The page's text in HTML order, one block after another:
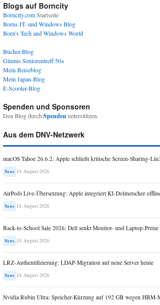
Blogs auf Borncity
Borncity.comStartseite
Borns IT- und Windows Blog
Born's Tech and Windows World
Bücher-Blog
Günnis Seniorentreff 50+
Mein Reiseblog
Mein Japan-Blog
E-Scooter-Blog
Spenden und Sponsoren
Den Blog durchSpendenunterstützen.
Aus dem DNV-Netzwerk
macOS Tahoe 26.6.2: Apple schließt kritische Screen-Sharing-
News 10. August 2026
AirPods Live-Übersetzung: Apple integriert KI-Dolmetscher
News 10. August 2026
Back-to-School Sale 2026: Dell senkt Monitor- und Laptop-
News 10. August 2026
LRZ-Authentifizierung: LDAP-Migration auf neue Server heute
News 10. August 2026
Nvidia Rubin Ultra: Speicher-Kürzung auf 192 GB wegen HBM-